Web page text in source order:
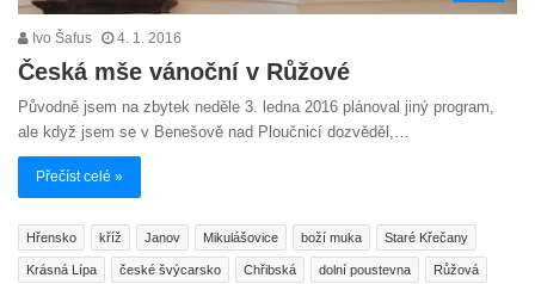
Ivo Šafus 4. 1. 2016
Česká mše vánoční v Růžové
Původně jsem na zbytek neděle 3. ledna 2016 plánoval jiný program,
ale když jsem se v Benešově nad Ploučnicí dozvěděl,…
Přečíst celé »
Hřensko kříž Janov Mikulášovice boží muka Staré Křečany
Krásná Lípa české švýcarsko Chřibská dolní poustevna Růžová